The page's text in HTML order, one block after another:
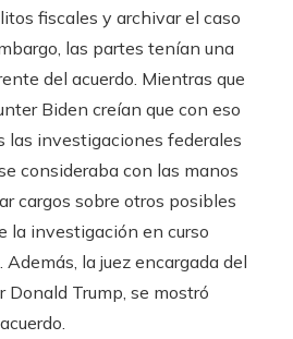
fiscales y archivar el caso
las partes tenían una
del acuerdo. Mientras que
Biden creían que con eso
las investigaciones federales
consideraba con las manos
cargos sobre otros posibles
la investigación en curso
Además, la juez encargada del
Donald Trump, se mostró